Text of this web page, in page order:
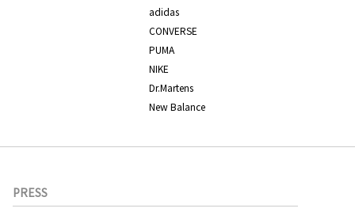
adidas
CONVERSE
PUMA
NIKE
Dr.Martens
New Balance
PRESS